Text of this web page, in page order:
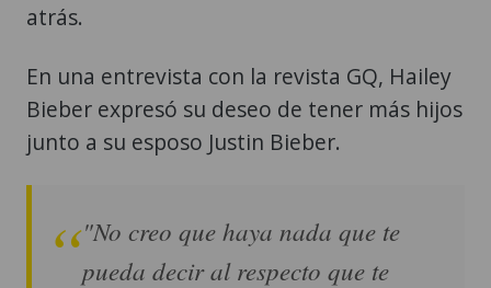
atrás.
En una entrevista con la revista GQ, Hailey
Bieber expresó su deseo de tener más hijos
junto a su esposo Justin Bieber.
"No creo que haya nada que te
pueda decir al respecto que te